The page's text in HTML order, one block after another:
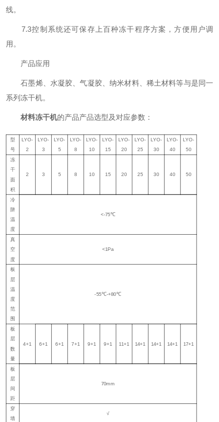
线。
7.3控制系统还可保存上百种冻干程序方案，方便用户调
用。
产品应用
石墨烯、水凝胶、气凝胶、纳米材料、稀土材料等与是同一
系列冻干机。
材料冻干机的产品产品选型及对应参数：
型
号
LYO-
2
LYO-
3
LYO-
5
LYO-
8
LYO-
10
LYO-
15
LYO-
20
LYO-
25
LYO-
30
LYO-
40
LYO-
50
冻
干
面
积
2 3 5 8 10 15 20 25 30 40 50
冷
阱
温
度
<-75℃
真
空
度
<1Pa
板
层
温
度
范
围
-55℃-+80℃
板
层
数
量
4+1 6+1 6+1 7+1 9+1 9+1 11+1 14+1 14+1 14+1 17+1
板
层
间
距
70mm
穿
墙
√